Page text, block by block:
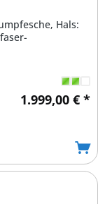
Hals:
1.999,00 € *